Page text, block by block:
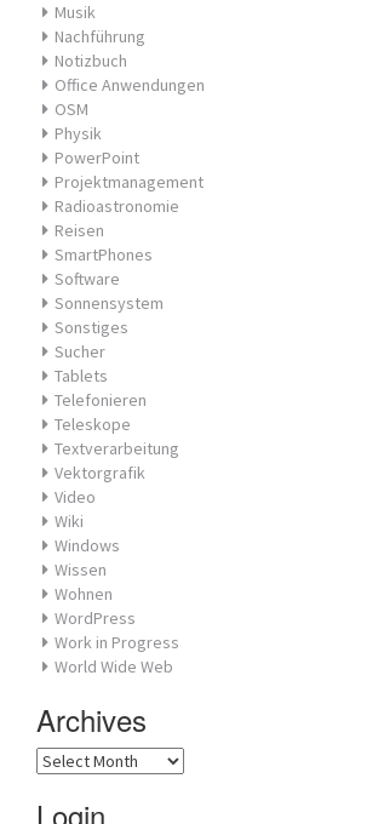
Musik
Nachführung
Notizbuch
Office Anwendungen
OSM
Physik
PowerPoint
Projektmanagement
Radioastronomie
Reisen
SmartPhones
Software
Sonnensystem
Sonstiges
Sucher
Tablets
Telefonieren
Teleskope
Textverarbeitung
Vektorgrafik
Video
Wiki
Windows
Wissen
Wohnen
WordPress
Work in Progress
World Wide Web
Archives
Archives
Login